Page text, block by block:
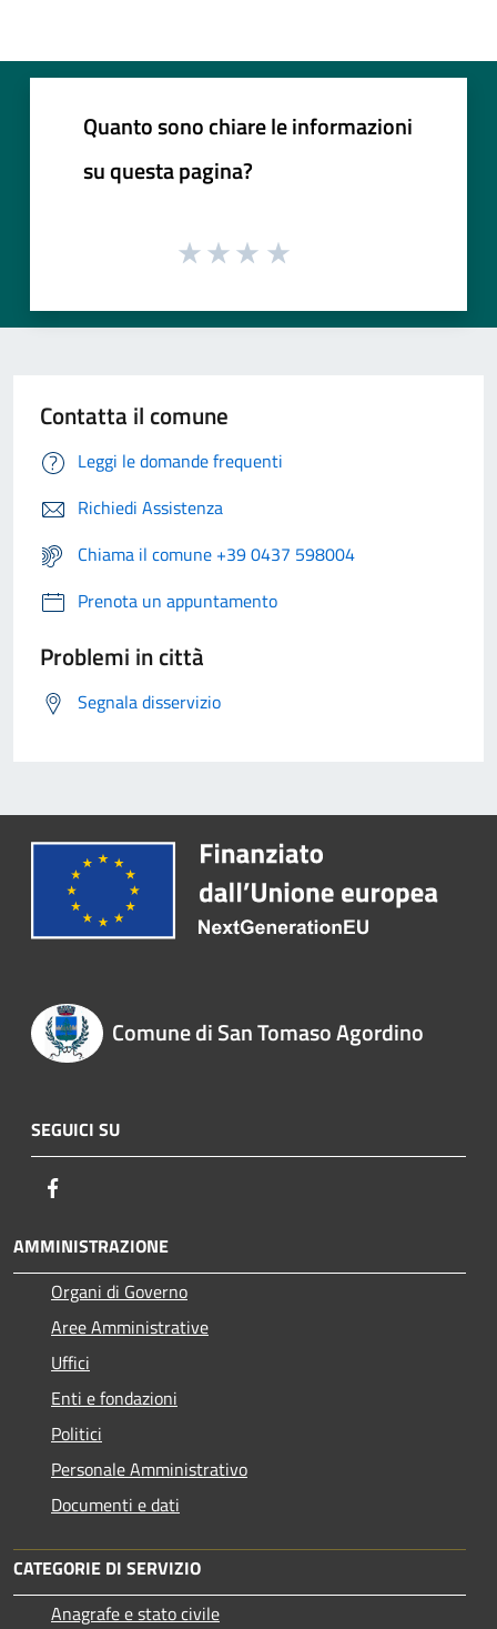
Quanto sono chiare le informazioni
su questa pagina?
Contatta il comune
Leggi le domande frequenti
Richiedi Assistenza
Chiama il comune +39 0437 598004
Prenota un appuntamento
Problemi in città
Segnala disservizio
Comune di San Tomaso Agordino
SEGUICI SU
AMMINISTRAZIONE
Organi di Governo
Aree Amministrative
Uffici
Enti e fondazioni
Politici
Personale Amministrativo
Documenti e dati
CATEGORIE DI SERVIZIO
Anagrafe e stato civile